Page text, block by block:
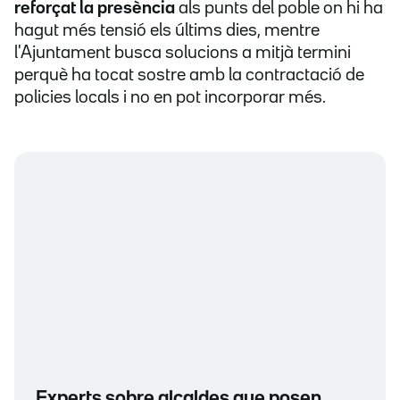
reforçat la presència als punts del poble on hi ha
hagut més tensió els últims dies, mentre
l'Ajuntament busca solucions a mitjà termini
perquè ha tocat sostre amb la contractació de
policies locals i no en pot incorporar més.